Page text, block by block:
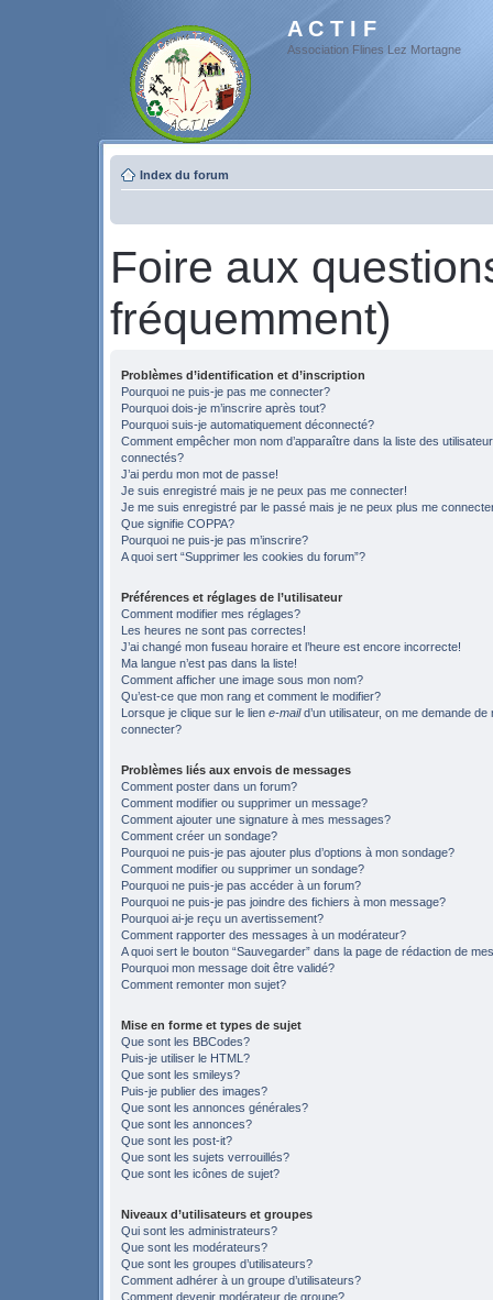
A C T I F
Association Flines Lez Mortagne
Index du forum
Foire aux
fréquemment)
Problèmes d’identification et d’inscription
Pourquoi ne puis-je pas me connecter?
Pourquoi dois-je m’inscrire après tout?
Pourquoi suis-je automatiquement déconnecté?
Comment empêcher mon nom d’apparaître dans la liste des
connectés?
J’ai perdu mon mot de passe!
Je suis enregistré mais je ne peux pas me connecter!
Je me suis enregistré par le passé mais je ne peux plus me
Que signifie COPPA?
Pourquoi ne puis-je pas m’inscrire?
A quoi sert “Supprimer les cookies du forum”?
Préférences et réglages de l’utilisateur
Comment modifier mes réglages?
Les heures ne sont pas correctes!
J’ai changé mon fuseau horaire et l’heure est encore incorrecte!
Ma langue n’est pas dans la liste!
Comment afficher une image sous mon nom?
Qu’est-ce que mon rang et comment le modifier?
Lorsque je clique sur le lien e-maild’un utilisateur, on me demande de
connecter?
Problèmes liés aux envois de messages
Comment poster dans un forum?
Comment modifier ou supprimer un message?
Comment ajouter une signature à mes messages?
Comment créer un sondage?
Pourquoi ne puis-je pas ajouter plus d’options à mon sondage?
Comment modifier ou supprimer un sondage?
Pourquoi ne puis-je pas accéder à un forum?
Pourquoi ne puis-je pas joindre des fichiers à mon message?
Pourquoi ai-je reçu un avertissement?
Comment rapporter des messages à un modérateur?
A quoi sert le bouton “Sauvegarder” dans la page de rédaction de
Pourquoi mon message doit être validé?
Comment remonter mon sujet?
Mise en forme et types de sujet
Que sont les BBCodes?
Puis-je utiliser le HTML?
Que sont les smileys?
Puis-je publier des images?
Que sont les annonces générales?
Que sont les annonces?
Que sont les post-it?
Que sont les sujets verrouillés?
Que sont les icônes de sujet?
Niveaux d’utilisateurs et groupes
Qui sont les administrateurs?
Que sont les modérateurs?
Que sont les groupes d’utilisateurs?
Comment adhérer à un groupe d’utilisateurs?
Comment devenir modérateur de groupe?